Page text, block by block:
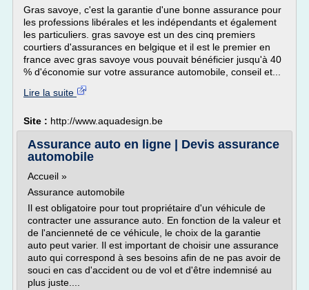
Gras savoye, c'est la garantie d'une bonne assurance pour
les professions libérales et les indépendants et également
les particuliers. gras savoye est un des cinq premiers
courtiers d'assurances en belgique et il est le premier en
france avec gras savoye vous pouvait bénéficier jusqu'à 40
% d'économie sur votre assurance automobile, conseil et...
Lire la suite
Site : http://www.aquadesign.be
Assurance auto en ligne | Devis assurance
automobile
Accueil »
Assurance automobile
Il est obligatoire pour tout propriétaire d'un véhicule de
contracter une assurance auto. En fonction de la valeur et
de l'ancienneté de ce véhicule, le choix de la garantie
auto peut varier. Il est important de choisir une assurance
auto qui correspond à ses besoins afin de ne pas avoir de
souci en cas d'accident ou de vol et d'être indemnisé au
plus juste....